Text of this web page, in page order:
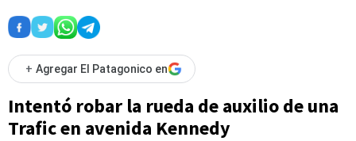
+ Agregar El Patagonico en
Intentó robar la rueda de auxilio de una
Trafic en avenida Kennedy